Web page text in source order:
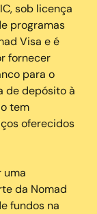
sob licença
programas
Visa e é
fornecer
para o
de depósito à
tem
oferecidos
uma
da Nomad
fundos na